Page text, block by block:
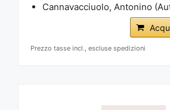
Cannavacciuolo, Antonino
Prezzo tasse incl., escluse spedizioni